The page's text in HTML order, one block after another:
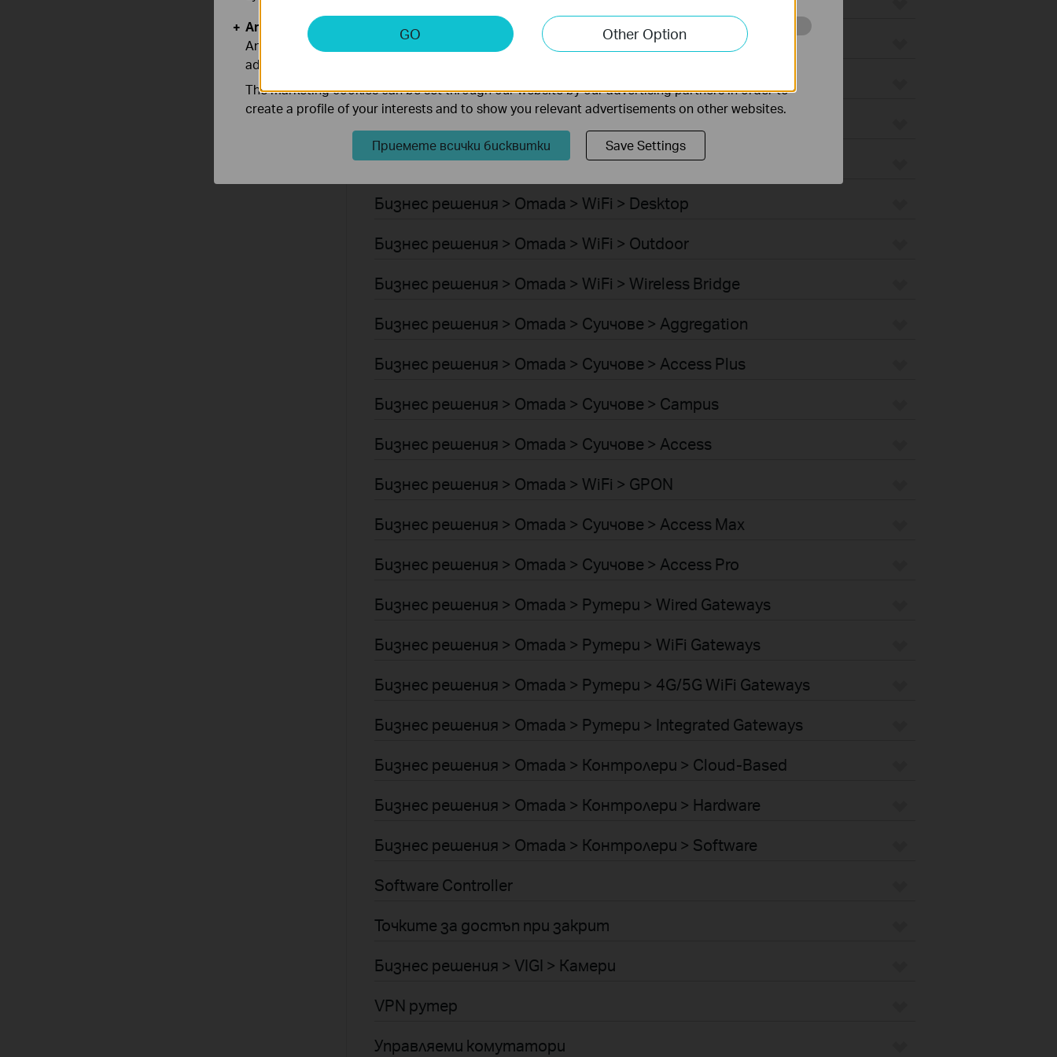
Robot Vacuum Accessories
Бизнес решения > Omada > WiFi > Ceiling Mount
Бизнес решения > Omada > WiFi > Wall Plate
Бизнес решения > Omada > WiFi > Desktop
Бизнес решения > Omada > WiFi > Outdoor
Бизнес решения > Omada > WiFi > Wireless Bridge
Бизнес решения > Omada > Суичове > Aggregation
Бизнес решения > Omada > Суичове > Access Plus
Бизнес решения > Omada > Суичове > Campus
Бизнес решения > Omada > Суичове > Access
Бизнес решения > Omada > WiFi > GPON
Бизнес решения > Omada > Суичове > Access Max
Бизнес решения > Omada > Суичове > Access Pro
Бизнес решения > Omada > Рутери > Wired Gateways
Бизнес решения > Omada > Рутери > WiFi Gateways
Бизнес решения > Omada > Рутери > 4G/5G WiFi Gateways
Бизнес решения > Omada > Рутери > Integrated Gateways
Бизнес решения > Omada > Контролери > Cloud-Based
Бизнес решения > Omada > Контролери > Hardware
Бизнес решения > Omada > Контролери > Software
Software Controller
Точките за достъп при закрит
Бизнес решения > VIGI > Камери
VPN рутер
Управляеми комутатори
GO Other Option
Analysis and Marketing Cookies
Analysis cookies enable us to analyze your activities on our website in order to improve and
adapt the functionality of our website.
The marketing cookies can be set through our website by our advertising partners in order to
create a profile of your interests and to show you relevant advertisements on other websites.
Приемете всички бисквитки Save Settings